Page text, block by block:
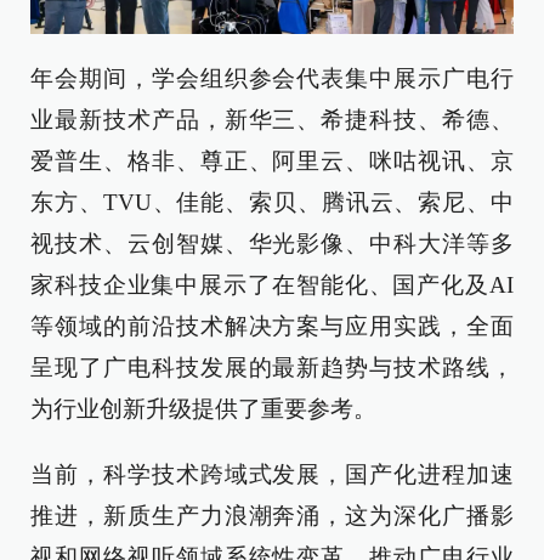
年会期间，学会组织参会代表集中展示广电行
业最新技术产品，新华三、希捷科技、希德、
爱普生、格非、尊正、阿里云、咪咕视讯、京
东方、TVU、佳能、索贝、腾讯云、索尼、中
视技术、云创智媒、华光影像、中科大洋等多
家科技企业集中展示了在智能化、国产化及AI
等领域的前沿技术解决方案与应用实践，全面
呈现了广电科技发展的最新趋势与技术路线，
为行业创新升级提供了重要参考。
当前，科学技术跨域式发展，国产化进程加速
推进，新质生产力浪潮奔涌，这为深化广播影